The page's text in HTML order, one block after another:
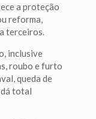
a proteção
reforma,
terceiros.
inclusive
roubo e furto
queda de
total